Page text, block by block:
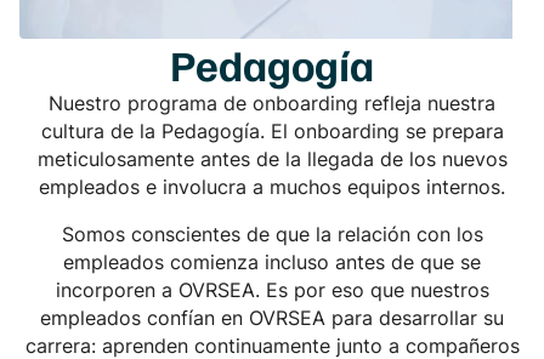
Pedagogía
Nuestro programa de onboarding refleja nuestra
cultura de la Pedagogía. El onboarding se prepara
meticulosamente antes de la llegada de los nuevos
empleados e involucra a muchos equipos internos.
Somos conscientes de que la relación con los
empleados comienza incluso antes de que se
incorporen a OVRSEA. Es por eso que nuestros
empleados confían en OVRSEA para desarrollar su
carrera: aprenden continuamente junto a compañeros